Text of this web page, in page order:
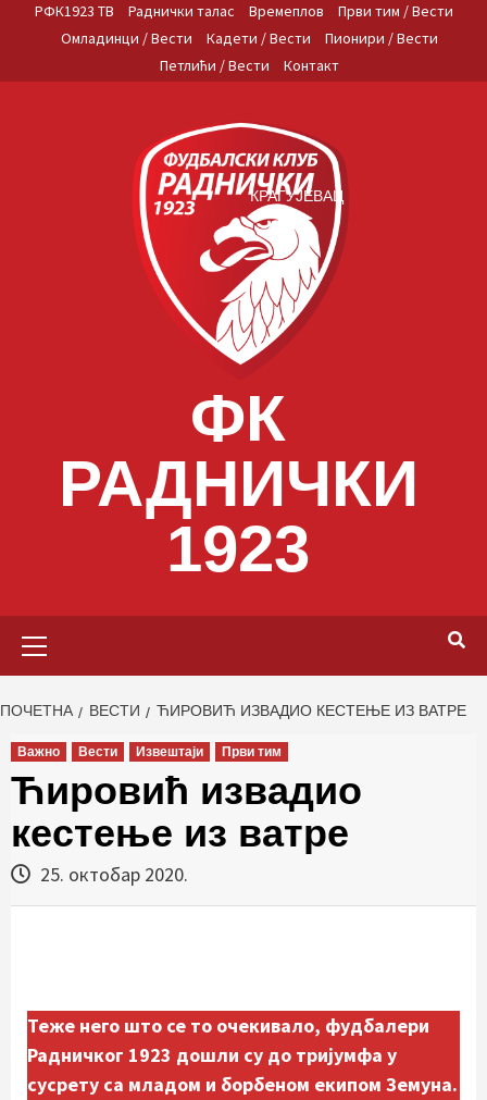
РФК1923 ТВ Раднички талас Времеплов
Први тим / Вести
Омладинци / Вести
Кадети / Вести
Пионири / Вести
Петлићи / Вести
Контакт
ФК
РАДНИЧКИ
1923
КРАГУЈЕВАЦ
ПОЧЕТНА ВЕСТИ ЋИРОВИЋ ИЗВАДИО КЕСТЕЊЕ ИЗ ВАТРЕ
Важно Вести Извештаји Први тим
Ћировић извадио
кестење из ватре
25. октобар 2020.
Теже него што се то очекивало, фудбалери
Радничког 1923 дошли су до тријумфа у
сусрету са младом и борбеном екипом Земуна.